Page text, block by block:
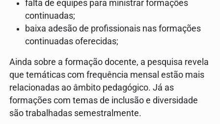
falta de equipes para ministrar formações
continuadas;
baixa adesão de profissionais nas formações
continuadas oferecidas;
Ainda sobre a formação docente, a pesquisa revela
que temáticas com frequência mensal estão mais
relacionadas ao âmbito pedagógico. Já as
formações com temas de inclusão e diversidade
são trabalhadas semestralmente.